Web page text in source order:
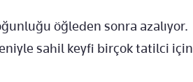
öğleden sonra azalıyor.
sahil keyfi birçok tatilci için